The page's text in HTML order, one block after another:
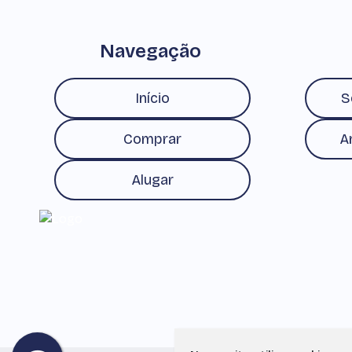
Navegação
Início
Comprar
Alugar